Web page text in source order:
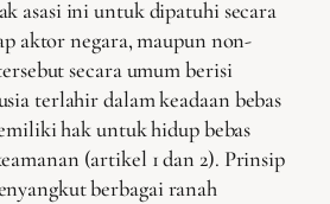
asasi ini untuk dipatuhi secara
aktor negara, maupun non-
secara umum berisi
terlahir dalam keadaan bebas
hak untuk hidup bebas
(artikel 1 dan 2). Prinsip
berbagai ranah